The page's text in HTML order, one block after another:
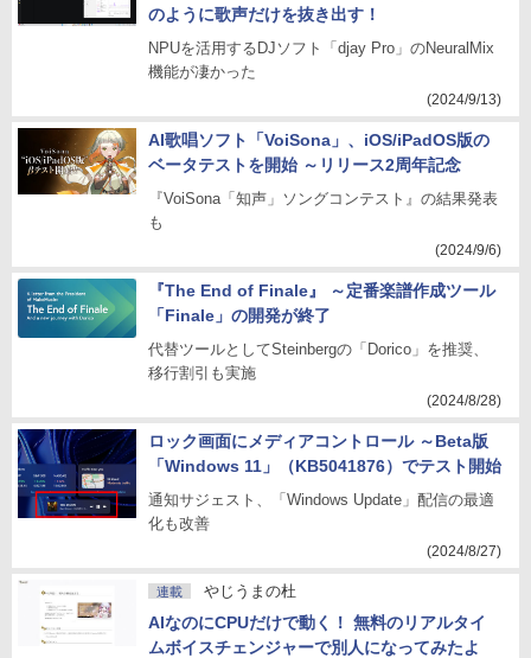
のように歌声だけを抜き出す！
NPUを活用するDJソフト「djay Pro」のNeuralMix
機能が凄かった
(2024/9/13)
AI歌唱ソフト「VoiSona」、iOS/iPadOS版の
ベータテストを開始 ～リリース2周年記念
『VoiSona「知声」ソングコンテスト』の結果発表
も
(2024/9/6)
『The End of Finale』 ～定番楽譜作成ツール
「Finale」の開発が終了
代替ツールとしてSteinbergの「Dorico」を推奨、
移行割引も実施
(2024/8/28)
ロック画面にメディアコントロール ～Beta版
「Windows 11」（KB5041876）でテスト開始
通知サジェスト、「Windows Update」配信の最適
化も改善
(2024/8/27)
連載 やじうまの杜
AIなのにCPUだけで動く！ 無料のリアルタイ
ムボイスチェンジャーで別人になってみたよ